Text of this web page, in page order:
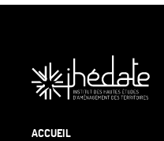
ACCUEIL